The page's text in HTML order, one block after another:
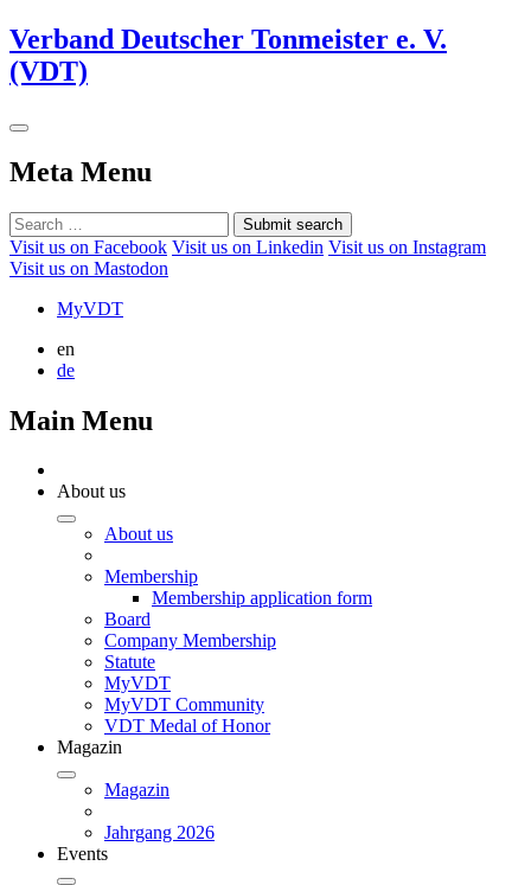
Verband Deutscher Tonmeister e. V.
(VDT)
Meta Menu
Submit search
Visit us on Facebook Visit us on Linkedin Visit us on Instagram
Visit us on Mastodon
MyVDT
en
de
Main Menu
About us
About us
Membership
Membership application form
Board
Company Membership
Statute
MyVDT
MyVDT Community
VDT Medal of Honor
Magazin
Magazin
Jahrgang 2026
Events